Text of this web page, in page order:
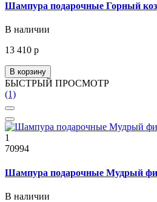
Шампура подарочные Горный
В наличии
13 410 р
В корзину
БЫСТРЫЙ ПРОСМОТР
(1)
1
70994
Шампура подарочные Мудрый
В наличии